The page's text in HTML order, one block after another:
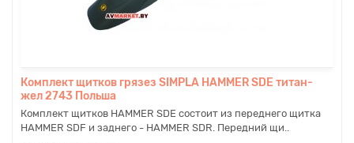
Комплект щитков грязез SIMPLA HAMMER SDE титан-
жел 2743 Польша
Комплект щитков HAMMER SDЕ состоит из переднего щитка
HAMMER SDF и заднего - HAMMER SDR. Передний щи..